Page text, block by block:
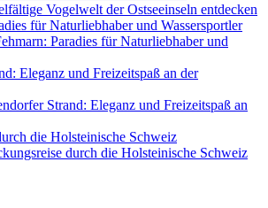
Vogelwelt der Ostseeinseln entdecken
Paradies für Naturliebhaber und
Strand: Eleganz und Freizeitspaß an
durch die Holsteinische Schweiz